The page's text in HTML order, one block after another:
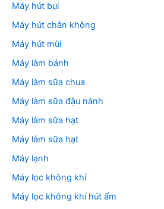
Máy hút bụi
Máy hút chân không
Máy hút mùi
Máy làm bánh
Máy làm sữa chua
Máy làm sữa đậu nành
Máy làm sữa hạt
Máy làm sữa hạt
Máy lạnh
Máy lọc không khí
Máy lọc không khí hút ẩm